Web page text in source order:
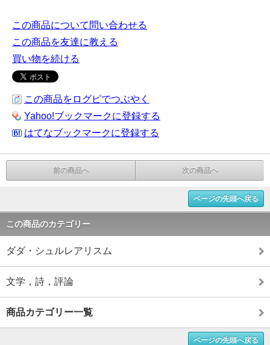
この商品について問い合わせる
この商品を友達に教える
買い物を続ける
この商品をログピでつぶやく
Yahoo!ブックマークに登録する
はてなブックマークに登録する
前の商品へ 次の商品へ
ページの先頭へ戻る
この商品のカテゴリー
ダダ・シュルレアリスム
文学，詩，評論
商品カテゴリー一覧
ページの先頭へ戻る